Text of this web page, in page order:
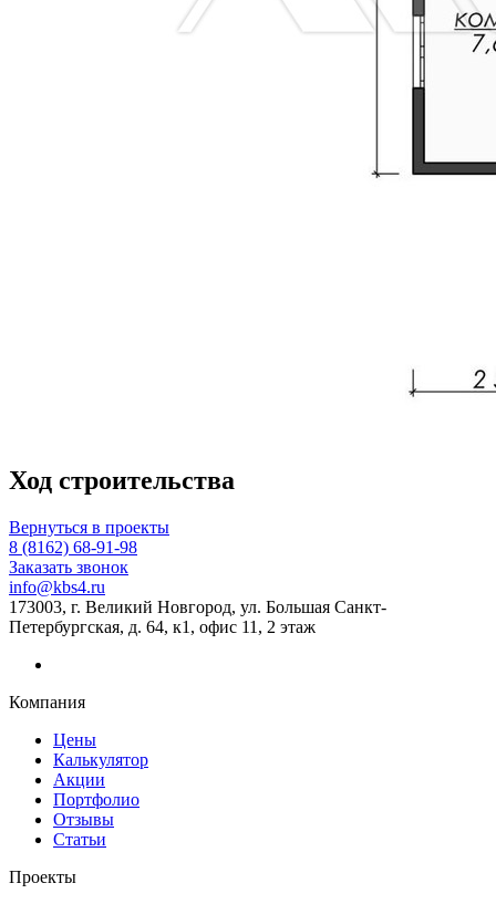
Ход строительства
Вернуться в проекты
8 (8162) 68-91-98
Заказать звонок
info@kbs4.ru
173003, г. Великий Новгород, ул. Большая Санкт-
Петербургская, д. 64, к1, офис 11, 2 этаж
Компания
Цены
Калькулятор
Акции
Портфолио
Отзывы
Статьи
Проекты